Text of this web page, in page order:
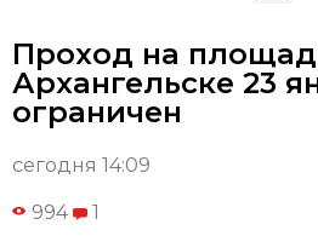
Проход на
Архангельске 23
ограничен
сегодня 14:09
994 1